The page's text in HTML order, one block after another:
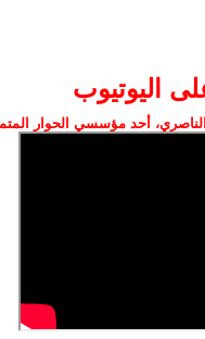
اليوتيوب
أحد مؤسسي الحوار